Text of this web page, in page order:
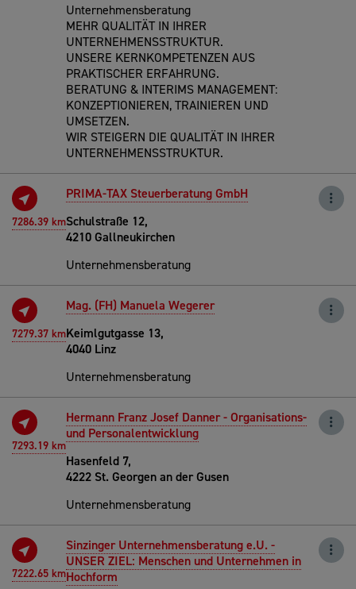
Unternehmensberatung
MEHR QUALITÄT IN IHRER
UNTERNEHMENSSTRUKTUR.
UNSERE KERNKOMPETENZEN AUS
PRAKTISCHER ERFAHRUNG.
BERATUNG & INTERIMS MANAGEMENT:
KONZEPTIONIEREN, TRAINIEREN UND
UMSETZEN.
WIR STEIGERN DIE QUALITÄT IN IHRER
UNTERNEHMENSSTRUKTUR.
7286.39 km
PRIMA-TAX Steuerberatung GmbH
Schulstraße 12,
4210 Gallneukirchen
Unternehmensberatung
7279.37 km
Mag. (FH) Manuela Wegerer
Keimlgutgasse 13,
4040 Linz
Unternehmensberatung
7293.19 km
Hermann Franz Josef Danner - Organisations-
und Personalentwicklung
Hasenfeld 7,
4222 St. Georgen an der Gusen
Unternehmensberatung
7222.65 km
Sinzinger Unternehmensberatung e.U. -
UNSER ZIEL: Menschen und Unternehmen in
Hochform